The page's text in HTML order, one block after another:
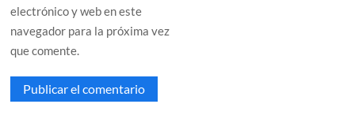
electrónico y web en este
navegador para la próxima vez
que comente.